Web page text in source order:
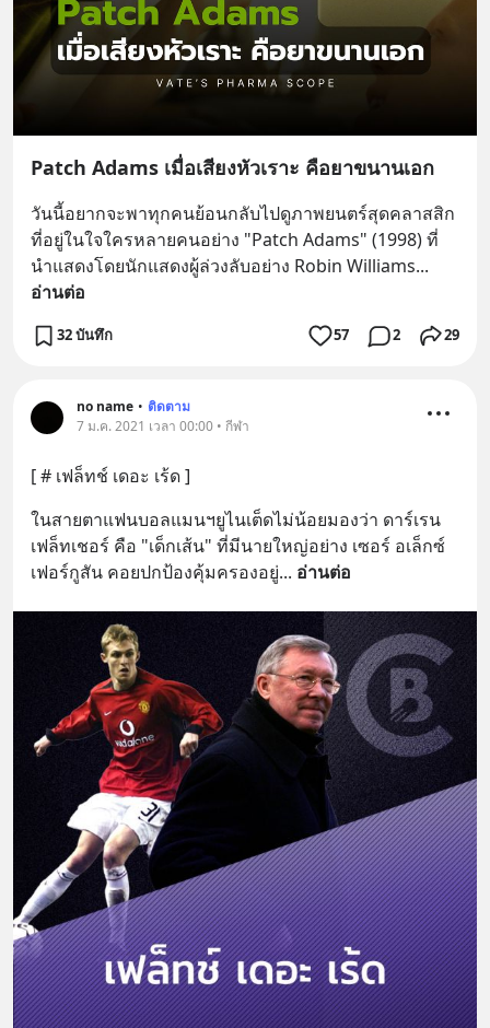
Patch Adams เมื่อเสียงหัวเราะ คือยาขนานเอก
วันนี้อยากจะพาทุกคนย้อนกลับไปดูภาพยนตร์สุดคลาสสิก
ที่อยู่ในใจใครหลายคนอย่าง "Patch Adams" (1998) ที่
นำแสดงโดยนักแสดงผู้ล่วงลับอย่าง Robin Williams
อ่านต่อ
32 บันทึก 57 2 29
no name • ติดตาม
7 ม.ค. 2021 เวลา 00:00 • กีฬา
[ # เฟล็ทช์ เดอะ เร้ด ]
ในสายตาแฟนบอลแมนฯยูไนเต็ดไม่น้อยมองว่า ดาร์เรน
เฟล็ทเชอร์ คือ "เด็กเส้น" ที่มีนายใหญ่อย่าง เซอร์ อเล็กซ์
เฟอร์กูสัน คอยปกป้องคุ้มครองอยู่... อ่านต่อ